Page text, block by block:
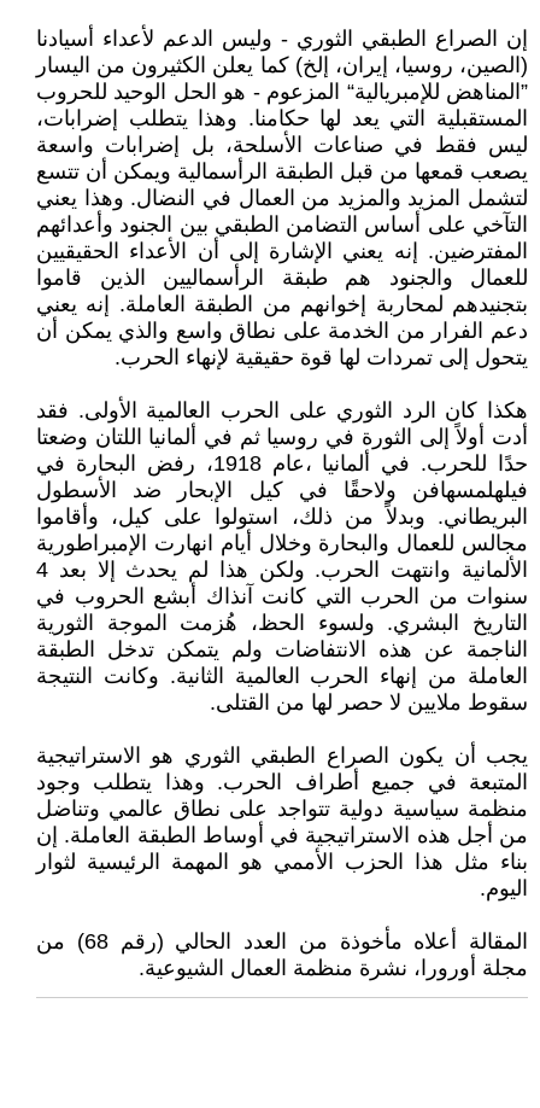
إن الصراع الطبقي الثوري - وليس الدعم لأعداء أسيادنا
(الصين، روسيا، إيران، إلخ) كما يعلن الكثيرون من اليسار
”المناهض للإمبريالية“ المزعوم - هو الحل الوحيد للحروب
المستقبلية التي يعد لها حكامنا. وهذا يتطلب إضرابات،
ليس فقط في صناعات الأسلحة، بل إضرابات واسعة
يصعب قمعها من قبل الطبقة الرأسمالية ويمكن أن تتسع
لتشمل المزيد والمزيد من العمال في النضال. وهذا يعني
التآخي على أساس التضامن الطبقي بين الجنود وأعدائهم
المفترضين. إنه يعني الإشارة إلى أن الأعداء الحقيقيين
للعمال والجنود هم طبقة الرأسماليين الذين قاموا
بتجنيدهم لمحاربة إخوانهم من الطبقة العاملة. إنه يعني
دعم الفرار من الخدمة على نطاق واسع والذي يمكن أن
يتحول إلى تمردات لها قوة حقيقية لإنهاء الحرب.
هكذا كان الرد الثوري على الحرب العالمية الأولى. فقد
أدت أولاً إلى الثورة في روسيا ثم في ألمانيا اللتان وضعتا
حدًا للحرب. في ألمانيا ،عام 1918، رفض البحارة في
فيلهلمسهافن ولاحقًا في كيل الإبحار ضد الأسطول
البريطاني. وبدلاً من ذلك، استولوا على كيل، وأقاموا
مجالس للعمال والبحارة وخلال أيام انهارت الإمبراطورية
الألمانية وانتهت الحرب. ولكن هذا لم يحدث إلا بعد 4
سنوات من الحرب التي كانت آنذاك أبشع الحروب في
التاريخ البشري. ولسوء الحظ، هُزمت الموجة الثورية
الناجمة عن هذه الانتفاضات ولم يتمكن تدخل الطبقة
العاملة من إنهاء الحرب العالمية الثانية. وكانت النتيجة
سقوط ملايين لا حصر لها من القتلى.
يجب أن يكون الصراع الطبقي الثوري هو الاستراتيجية
المتبعة في جميع أطراف الحرب. وهذا يتطلب وجود
منظمة سياسية دولية تتواجد على نطاق عالمي وتناضل
من أجل هذه الاستراتيجية في أوساط الطبقة العاملة. إن
بناء مثل هذا الحزب الأممي هو المهمة الرئيسية لثوار
اليوم.
المقالة أعلاه مأخوذة من العدد الحالي (رقم 68) من
مجلة أورورا، نشرة منظمة العمال الشيوعية.